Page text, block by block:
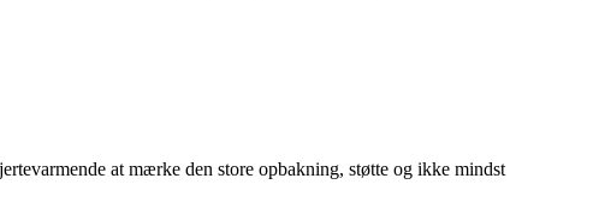
at mærke den store opbakning, støtte og ikke mindst